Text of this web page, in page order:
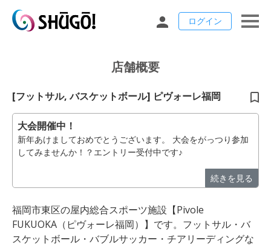
ログイン
店舗概要
[フットサル, バスケットボール] ピヴォーレ福岡
大会開催中！
新年あけましておめでとうございます。 大会をがっつり参加
してみませんか！？エントリー受付中です♪
続きを見る
福岡市東区の屋内総合スポーツ施設【Pivole
FUKUOKA（ピヴォーレ福岡）】です。フットサル・バ
スケットボール・バブルサッカー・チアリーディングな